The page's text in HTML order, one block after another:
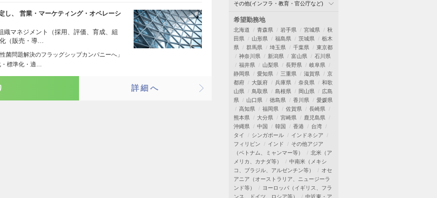
し、 営業・マーケティング・オペレーシ
マネジメント（採用、評価、育成、組
（販売・導…
菌問題解決のフラッグシップカンパニーへ」
・標準化・適…
詳細へ
その他(インフラ・教育・官公庁など)
希望勤務地
北海道 青森県 岩手県 宮城県
秋
田県
山形県 福島県 茨城県
栃木
県
群馬県 埼玉県 千葉県
東京都
神奈川県
新潟県 富山県
石川県
福井県
山梨県 長野県
岐阜県
静岡県
愛知県 三重県 滋賀県
京
都府
大阪府 兵庫県 奈良県
和歌
山県
鳥取県 島根県 岡山県
広島
県
山口県 徳島県 香川県
愛媛県
高知県
福岡県 佐賀県
長崎県
熊本県
大分県 宮崎県
鹿児島県
沖縄県
中国 韓国 香港
台湾
タイ
シンガポール
インドネシア
フィリピン
インド
その他アジア
（ベトナム、ミャンマー等）
北米（ア
メリカ、カナダ等）
中南米（メキシ
コ、ブラジル、アルゼンチン等）
オセ
アニア（オーストラリア、ニュージーラ
ンド等）
ヨーロッパ（イギリス、フラ
ンス、ドイツ、ロシア等）
中近東・ア